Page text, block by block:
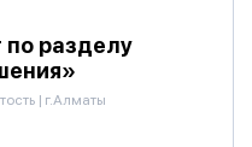
по разделу
| г.Алматы